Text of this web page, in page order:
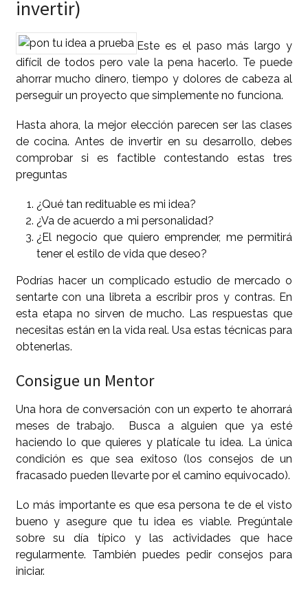
invertir)
Este es el paso más largo y
difícil de todos pero vale la pena hacerlo. Te puede
ahorrar mucho dinero, tiempo y dolores de cabeza al
perseguir un proyecto que simplemente no funciona.
Hasta ahora, la mejor elección parecen ser las clases
de cocina. Antes de invertir en su desarrollo, debes
comprobar si es factible contestando estas tres
preguntas
¿Qué tan redituable es mi idea?
¿Va de acuerdo a mi personalidad?
¿El negocio que quiero emprender, me permitirá
tener el estilo de vida que deseo?
Podrías hacer un complicado estudio de mercado o
sentarte con una libreta a escribir pros y contras. En
esta etapa no sirven de mucho. Las respuestas que
necesitas están en la vida real. Usa estas técnicas para
obtenerlas.
Consigue un Mentor
Una hora de conversación con un experto te ahorrará
meses de trabajo. Busca a alguien que ya esté
haciendo lo que quieres y platícale tu idea. La única
condición es que sea exitoso (los consejos de un
fracasado pueden llevarte por el camino equivocado).
Lo más importante es que esa persona te de el visto
bueno y asegure que tu idea es viable. Pregúntale
sobre su día típico y las actividades que hace
regularmente. También puedes pedir consejos para
iniciar.